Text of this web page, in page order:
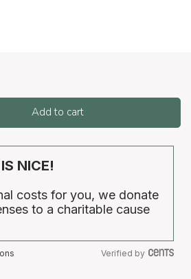
Add to cart
NICE!
costs for you, we donate
to a charitable cause
Verified by